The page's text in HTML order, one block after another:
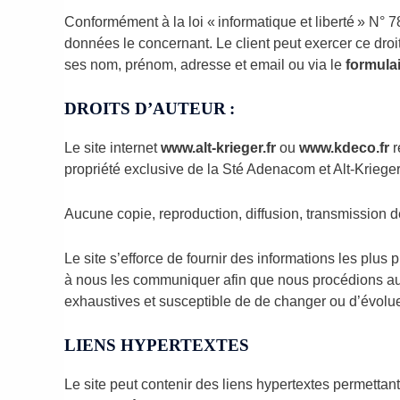
Conformément à la loi « informatique et liberté » N°
données le concernant. Le client peut exercer ce
ses nom, prénom, adresse et email ou via le
DROITS D’AUTEUR :
Le site internetwww.alt-krieger.fr ou www.kdeco.fr
propriété exclusive de la Sté Adenacom et Alt-
Aucune copie, reproduction, diffusion, transmission
Le site s’efforce de fournir des informations les
à nous les communiquer afin que nous procédions
exhaustives et susceptible de de changer ou
LIENS HYPERTEXTES
Le site peut contenir des liens hypertextes